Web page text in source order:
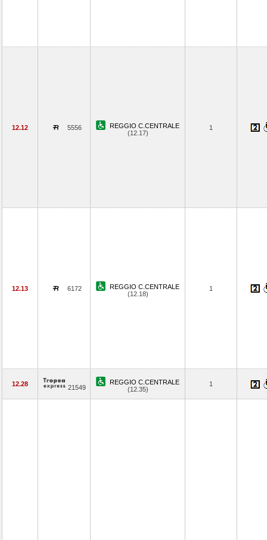
12.12 5556
REGGIO C.CENTRALE
(12.17)
1
12.13 6172
REGGIO C.CENTRALE
(12.18)
1
12.28 21549
REGGIO C.CENTRALE
(12.35)
1